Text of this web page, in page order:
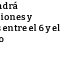
y
el 6 y el